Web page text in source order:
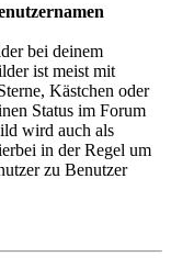
bei deinem
ist meist mit
Kästchen oder
Status im Forum
wird auch als
in der Regel um
zu Benutzer